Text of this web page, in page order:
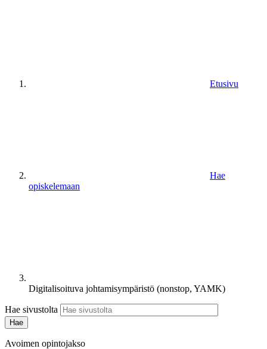
Etusivu
Hae
opiskelemaan
Digitalisoituva johtamisympäristö (nonstop, YAMK)
Hae sivustolta
Avoimen opintojakso